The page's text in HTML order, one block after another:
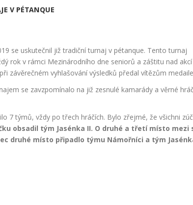
V PÉTANQUE
se uskutečnil již tradiční turnaj v pétanque. Tento turnaj
rok v rámci Mezinárodního dne seniorů a záštitu nad
závěrečném vyhlašování výsledků předal vítězům
se zavzpomínalo na již zesnulé kamarády a věrné
7 týmů, vždy po třech hráčích. Bylo zřejmé, že všichni
obsadil tým Jasénka II. O druhé a třetí místo mezi
druhé místo připadlo týmu Námořníci a tým